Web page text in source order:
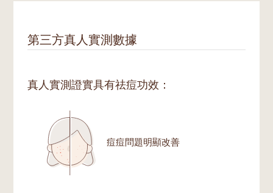
第三方真人實測數據
真人實測證實具有祛痘功效：
痘痘問題明顯改善